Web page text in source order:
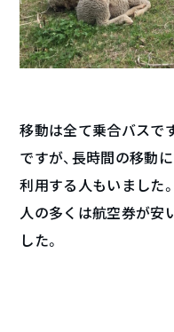
移動は全て乗合バスで
ですが、長時間の移動
利用する人もいました
人の多くは航空券が安
した。